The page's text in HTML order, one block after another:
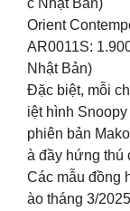
Orient
AR0011S:
Nhật Bản)
Đặc biệt, mỗi
iệt hình
phiên bản
à đầy hứng thú
Các mẫu đồng
ào tháng 3/